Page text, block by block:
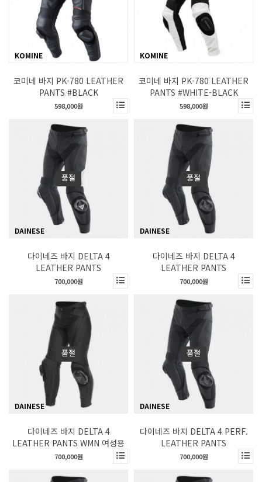
KOMINE
코미네 바지 PK-780 LEATHER
PANTS #BLACK
598,000원
KOMINE
코미네 바지 PK-780 LEATHER
PANTS #WHITE-BLACK
598,000원
품절
DAINESE
다이네즈 바지 DELTA 4
LEATHER PANTS
700,000원
품절
DAINESE
다이네즈 바지 DELTA 4
LEATHER PANTS
700,000원
품절
DAINESE
다이네즈 바지 DELTA 4
LEATHER PANTS WMN 여성용
700,000원
품절
DAINESE
다이네즈 바지 DELTA 4 PERF.
LEATHER PANTS
700,000원